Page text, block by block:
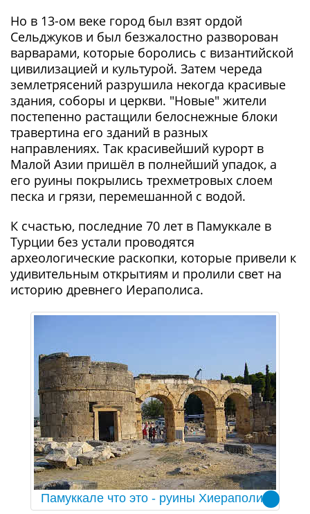
Но в 13-ом веке город был взят ордой
Сельджуков и был безжалостно разворован
варварами, которые боролись с византийской
цивилизацией и культурой. Затем череда
землетрясений разрушила некогда красивые
здания, соборы и церкви. "Новые" жители
постепенно растащили белоснежные блоки
травертина его зданий в разных
направлениях. Так красивейший курорт в
Малой Азии пришёл в полнейший упадок, а
его руины покрылись трехметровых слоем
песка и грязи, перемешанной с водой.
К счастью, последние 70 лет в Памуккале в
Турции без устали проводятся
археологические раскопки, которые привели к
удивительным открытиям и пролили свет на
историю древнего Иераполиса.
Памуккале что это - руины Хиераполис